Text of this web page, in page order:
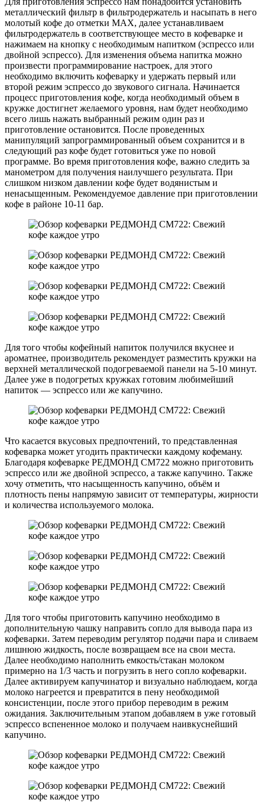
металлический фильтр в фильтродержатель и насыпать в него
молотый кофе до отметки MAX, далее устанавливаем
фильтродержатель в соответствующее место в кофеварке и
нажимаем на кнопку с необходимым напитком (эспрессо или
двойной эспрессо). Для изменения объема напитка можно
произвести программирование настроек, для этого
необходимо включить кофеварку и удержать первый или
второй режим эспрессо до звукового сигнала. Начинается
процесс приготовления кофе, когда необходимый объем в
кружке достигнет желаемого уровня, нам будет необходимо
всего лишь нажать выбранный режим один раз и
приготовление остановится. После проведенных
манипуляций запрограммированный объем сохранится и в
следующий раз кофе будет готовиться уже по новой
программе. Во время приготовления кофе, важно следить за
манометром для получения наилучшего результата. При
слишком низком давлении кофе будет водянистым и
ненасыщенным. Рекомендуемое давление при приготовлении
кофе в районе 10-11 бар.
Для того чтобы кофейный напиток получился вкуснее и
ароматнее, производитель рекомендует разместить кружки на
верхней металлической подогреваемой панели на 5-10 минут.
Далее уже в подогретых кружках готовим любимейший
напиток — эспрессо или же капучино.
Что касается вкусовых предпочтений, то представленная
кофеварка может угодить практически каждому кофеману.
Благодаря кофеварке РЕДМОНД CM722 можно приготовить
эспрессо или же двойной эспрессо, а также капучино. Также
хочу отметить, что насыщенность капучино, объём и
плотность пены напрямую зависит от температуры, жирности
и количества используемого молока.
Для того чтобы приготовить капучино необходимо в
дополнительную чашку направить сопло для вывода пара из
кофеварки. Затем переводим регулятор подачи пара и сливаем
лишнюю жидкость, после возвращаем все на свои места.
Далее необходимо наполнить емкость/стакан молоком
примерно на 1/3 часть и погрузить в него сопло кофеварки.
Далее активируем капучинатор и визуально наблюдаем, когда
молоко нагреется и превратится в пену необходимой
консистенции, после этого прибор переводим в режим
ожидания. Заключительным этапом добавляем в уже готовый
эспрессо вспененное молоко и получаем наивкуснейший
капучино.